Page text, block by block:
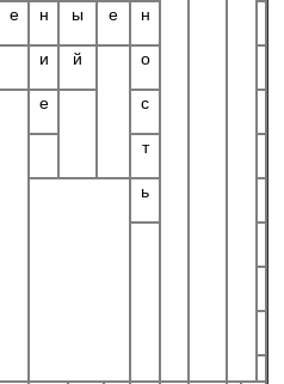
е н ы е н
и й о
е с
т
ь